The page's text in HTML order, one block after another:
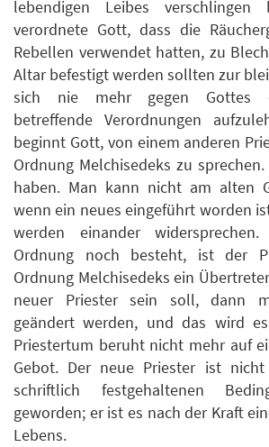
lebendigen Leibes
verordnete Gott, dass die
Rebellen verwendet hatten, zu
Altar befestigt werden sollten zur
sich nie mehr gegen Gottes
betreffende Verordnungen
beginnt Gott, von einem anderen
Ordnung Melchisedeks zu
haben. Man kann nicht am alten
wenn ein neues eingeführt worden
werden einander
Ordnung noch besteht, ist der
Ordnung Melchisedeks ein
neuer Priester sein soll, dann
geändert werden, und das wird
Priestertum beruht nicht mehr auf
Gebot. Der neue Priester ist
schriftlich festgehaltenen
geworden; er ist es nach der Kraft
Lebens.